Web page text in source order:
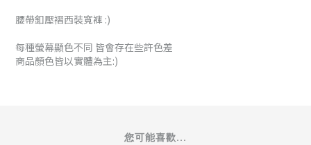
腰帶釦壓褶西裝寬褲 :)
每種螢幕顯色不同 皆會存在些許色差
商品顏色皆以實體為主:)
您可能喜歡...